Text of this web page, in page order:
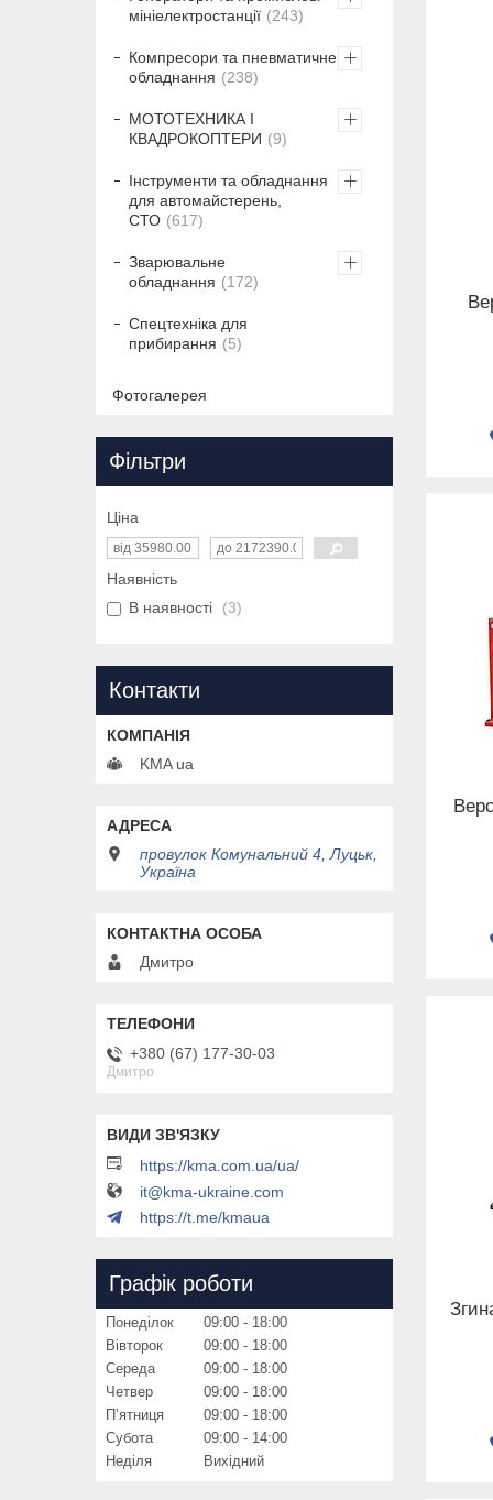
мініелектростанції
243
Компресори та пневматичне
обладнання
238
МОТОТЕХНИКА І
КВАДРОКОПТЕРИ
9
Інструменти та обладнання
для автомайстерень,
СТО
617
Зварювальне
обладнання
172
Спецтехніка для
прибирання
5
Фотогалерея
Фільтри
Ціна
Наявність
В наявності
3
Контакти
KMA ua
провулок Комунальний 4, Луцьк,
Україна
Дмитро
+380 (67) 177-30-03
Дмитро
https://kma.com.ua/ua/
it@kma-ukraine.com
https://t.me/kmaua
Графік роботи
Понеділок 09:00
18:00
Вівторок
09:00
18:00
Середа
09:00
18:00
Четвер
09:00
18:00
Пʼятниця
09:00
18:00
Субота
09:00
14:00
Неділя
Вихідний